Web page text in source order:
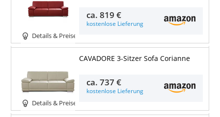
Details & Preise
ca.819 €
kostenlose Lieferung
Details & Preise
CAVADORE 3-Sitzer Sofa Corianne
ca.737 €
kostenlose Lieferung